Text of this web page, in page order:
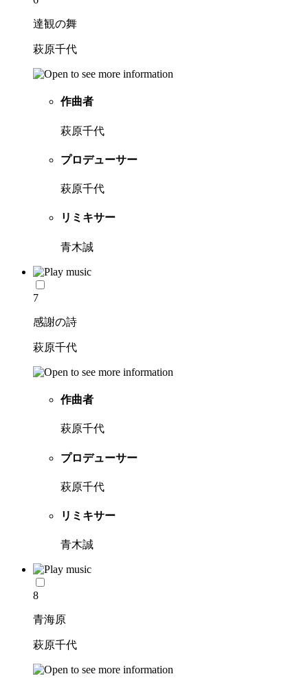
達観の舞
萩原千代
作曲者
萩原千代
プロデューサー
萩原千代
リミキサー
青木誠
7
感謝の詩
萩原千代
作曲者
萩原千代
プロデューサー
萩原千代
リミキサー
青木誠
8
青海原
萩原千代